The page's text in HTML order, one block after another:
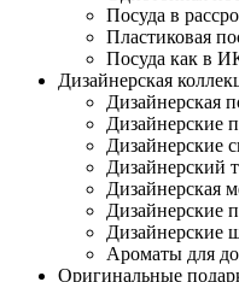
Посуда в
Пластиковая
Посуда как в
Дизайнерская
Дизайнерская
Дизайнерские
Дизайнерские
Дизайнерский
Дизайнерская
Дизайнерские
Дизайнерские
Ароматы для
Оригинальные